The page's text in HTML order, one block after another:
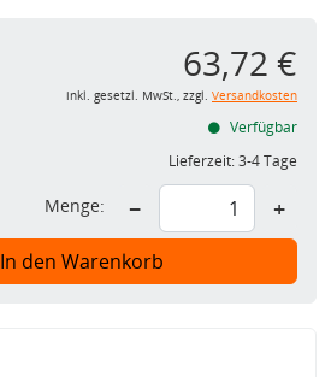
63,72 €
inkl. gesetzl. MwSt., zzgl. Versandkosten
Verfügbar
Lieferzeit:3-4 Tage
Menge: − +
In den Warenkorb